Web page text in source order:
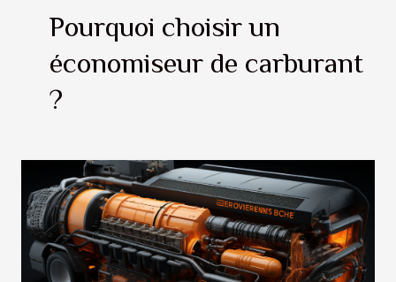
Pourquoi choisir un
économiseur de carburant
?